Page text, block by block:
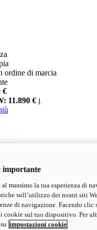
ordine di marcia
€
11.890 € i
ordine di marcia
€
12.290 €i
importante
massimo la tua esperienza di
sull’utilizzo dei nostri siti
di navigazione. Facendo
cookie sul tuo dispositivo. Per
impostazioni cookie